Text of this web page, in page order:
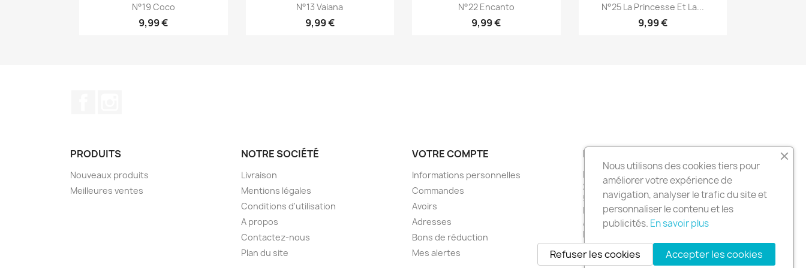
Aperçu rapide
N°19 Coco
9,99 €
Aperçu rapide
N°13 Vaiana
9,99 €
Aperçu rapide
N°22 Encanto
9,99 €
 Aperçu rapide
N°25 La Princesse Et La...
9,99 €
PRODUITS
Nouveaux produits
Meilleures ventes
NOTRE SOCIÉTÉ
Livraison
Mentions légales
Conditions d'utilisation
A propos
Contactez-nous
Plan du site
VOTRE COMPTE
Informations personnelles
Commandes
Avoirs
Adresses
Bons de réduction
Mes alertes
INFORMATIONS
Maison de la Presse Torigny les villes
25 rue de la république
50160 Torigny les villes
France
Appelez-nous : 02 33 77 16 44
Envoyez-nous un e-mail :
contact@mdp-torigny.fr
Nous utilisons des cookies tiers pour
améliorer votre expérience de
navigation, analyser le trafic du site et
personnaliser le contenu et les
publicités. En savoir plus
Accepter les cookies
Refuser les cookies